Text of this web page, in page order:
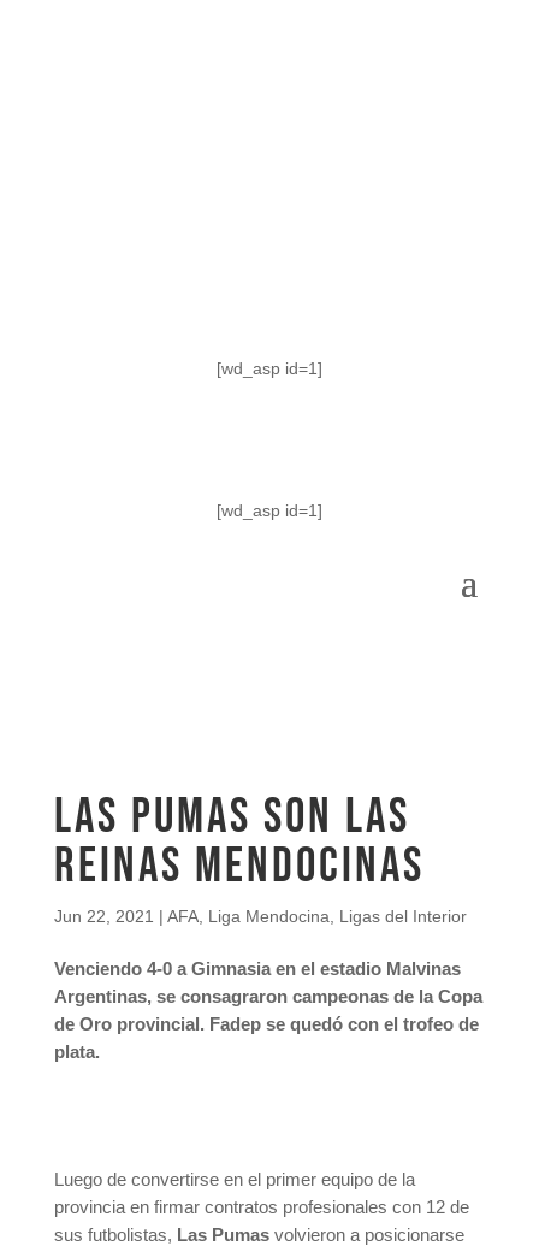
[wd_asp id=1]
[wd_asp id=1]
Las Pumas son las
reinas mendocinas
Jun 22, 2021 | AFA, Liga Mendocina Ligas del Interior
Venciendo 4-0 a Gimnasia en el estadio Malvinas
Argentinas, se consagraron campeonas de la Copa
de Oro provincial. Fadep se quedó con el trofeo de
plata.
Luego de convertirse en el primer equipo de la
provincia en firmar contratos profesionales con 12 de
sus futbolistas, Las Pumasvolvieron a posicionarse